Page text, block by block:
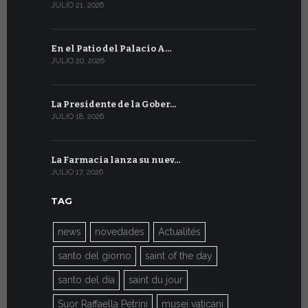
JULIO 21, 2026
En el Patio del Palacio A…
JULIO 20, 2026
La Presidente de la Gober…
JULIO 18, 2026
La Farmacia lanza su nuev…
JULIO 17, 2026
TAG
news novedades Actualités
santo del giorno saint of the day
santo del día saint du jour
Suor Raffaella Petrini musei vaticani